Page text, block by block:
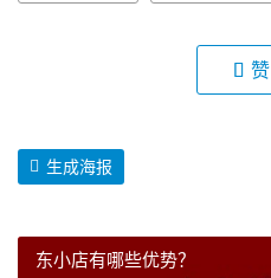
赞
生成海报
东小店有哪些优势？